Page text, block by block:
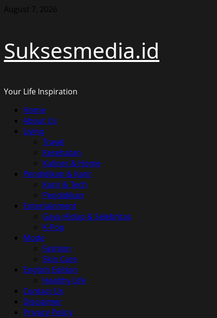
Skip
August 7, 2026
Suksesmedia.id
Your Life Inspiration
Primary
Menu
Home
About Us
Living
Travel
Kesehatan
Kuliner & Home
Pendidikan & Karir
Karir & Tech
Pendidikan
Entertainment
Gaya Hidup & Selebritas
K-Pop
Mode
Fashion
Skin Care
English Edition
Healthy Life
Contact Us
Disclaimer
Privacy Policy